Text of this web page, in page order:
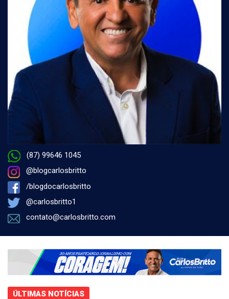
(87) 99646 1045
@blogcarlosbritto
/blogdocarlosbritto
@carlosbritto1
contato@carlosbritto.com
ÚLTIMAS NOTÍCIAS